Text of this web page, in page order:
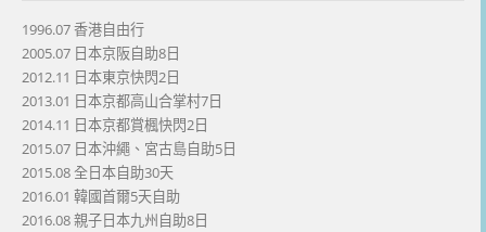
1996.07 香港自由行
2005.07 日本京阪自助8日
2012.11 日本東京快閃2日
2013.01 日本京都高山合掌村7日
2014.11 日本京都賞楓快閃2日
2015.07 日本沖繩、宮古島自助5日
2015.08 全日本自助30天
2016.01 韓國首爾5天自助
2016.08 親子日本九州自助8日